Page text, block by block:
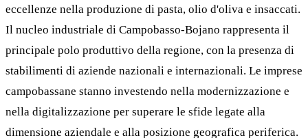
eccellenze nella produzione di pasta, olio d'oliva e insaccati.
Il nucleo industriale di Campobasso-Bojano rappresenta il
principale polo produttivo della regione, con la presenza di
stabilimenti di aziende nazionali e internazionali. Le imprese
campobassane stanno investendo nella modernizzazione e
nella digitalizzazione per superare le sfide legate alla
dimensione aziendale e alla posizione geografica periferica.